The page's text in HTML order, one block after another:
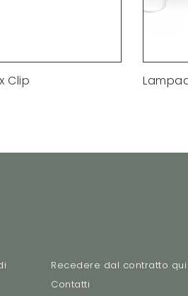
Clip
Recedere dal contratto qui
Contatti